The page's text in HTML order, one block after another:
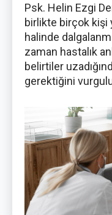
Psk. Helin Ezgi
birlikte birçok kişi
halinde
zaman hastalık
belirtiler
gerektiğini